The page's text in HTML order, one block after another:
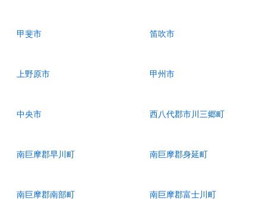
甲斐市 笛吹市
上野原市 甲州市
中央市 西八代郡市川三郷町
南巨摩郡早川町 南巨摩郡身延町
南巨摩郡南部町 南巨摩郡富士川町